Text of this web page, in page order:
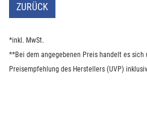
ZURÜCK
*inkl. MwSt.
**Bei dem angegebenen Preis handelt es
Preisempfehlung des Herstellers (UVP)